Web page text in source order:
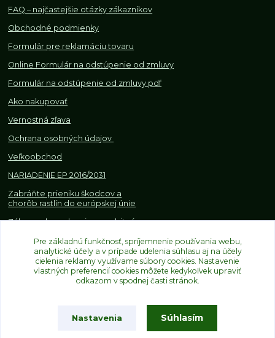
FAQ – najčastejšie otázky zákazníkov
Obchodné podmienky
Formulár pre reklamáciu tovaru
Online Formulár na odstúpenie od zmluvy
Formulár na odstúpenie od zmluvy pdf
Ako nakupovať
Vernostná zľava
Ochrana osobných údajov
Veľkoobchod
NARIADENIE EP 2016/2031
Zabráňte prieniku škodcov a
chorôb rastlín do európskej únie
Zákazy, obmedzenia a osobitné
obchodovaní s rastlinami
Upravit sběr cookies.
Pre základnú funkčnosť, spríjemnenie používania webu,
analytické účely a v prípade udelenia súhlasu aj na účely
cielenia reklamy využívame súbory cookies. Nastavenie
vlastných preferencií cookies môžete kedykoľvek upraviť
odkazom v spodnej časti stránok.
Nastavenia Súhlasím